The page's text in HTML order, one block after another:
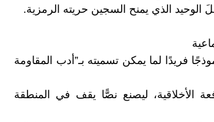
الوحيد الذي يمنح السجين حريته الرمزية.
فريدًا لما يمكن تسميته بـ”أدب المقاومة
الأخلاقية، ليصنع نصًّا يقف في المنطقة